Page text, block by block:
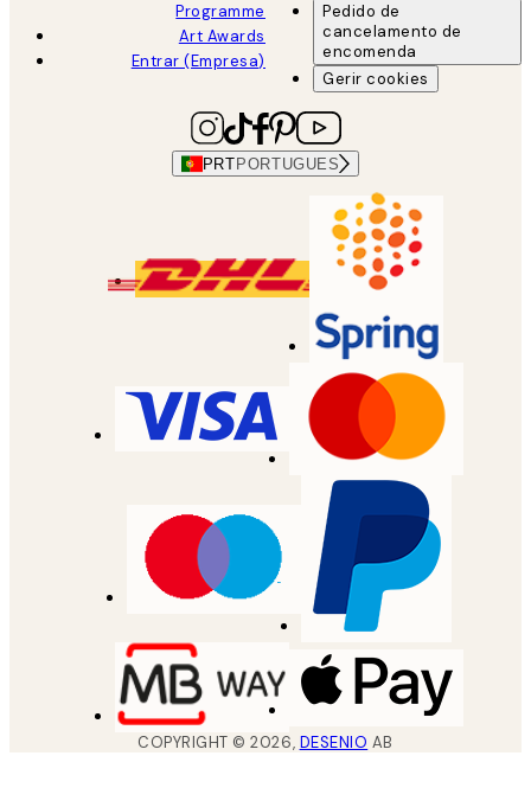
Programme
Art Awards
Entrar (Empresa)
Pedido de
cancelamento de
encomenda
Gerir cookies
PRT PORTUGUES
COPYRIGHT ©2026, DESENIO AB